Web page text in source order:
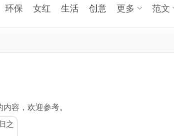
环保 女红 生活 创意 更多 范文
容，欢迎参考。